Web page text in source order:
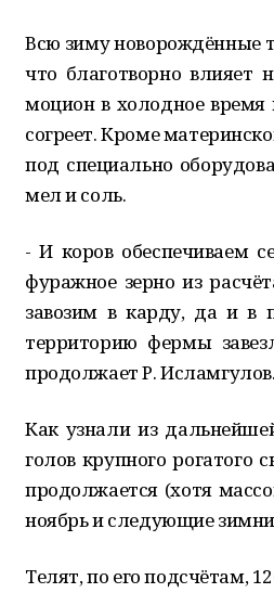
Всю зиму новорождённые
что благотворно влияет
моцион в холодное время
согреет. Кроме
под специально
мел и соль.
- И коров обеспечиваем
фуражное зерно из
завозим в карду, да и в
территорию фермы
продолжает Р. Исламгулов.
Как узнали из
голов крупного рогатого
продолжается (хотя
ноябрь и следующие
Телят, по его подсчётам,